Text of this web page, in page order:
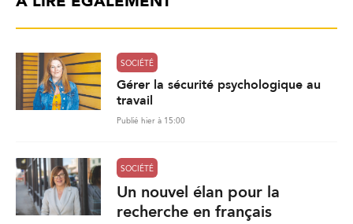
SOCIÉTÉ
Gérer la sécurité psychologique au
travail
Publié hier à 15:00
SOCIÉTÉ
Un nouvel élan pour la
recherche en français